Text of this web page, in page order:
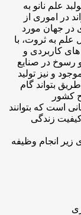
علم نانو به
در اموری از
در جهان مورد
علم به ثروت، با
کاربردی و
رسوخ در صنایع
و نیز تولید
بتواند گام
کشور
است که بتوانند
زندگی
زیر انجام وظیفه